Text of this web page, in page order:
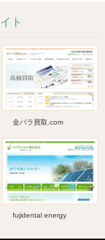
ト
金パラ買取.com
fujidental energy